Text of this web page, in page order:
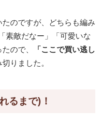
のですが、どちらも編み
素敵だなー」「可愛いな
ので、
「ここで買い逃し
りました。
るまで)！